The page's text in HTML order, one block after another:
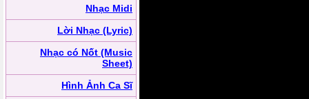
Nhạc Midi
Lời Nhạc (Lyric)
Nhạc có Nốt (Music
Sheet)
Hình Ảnh Ca Sĩ